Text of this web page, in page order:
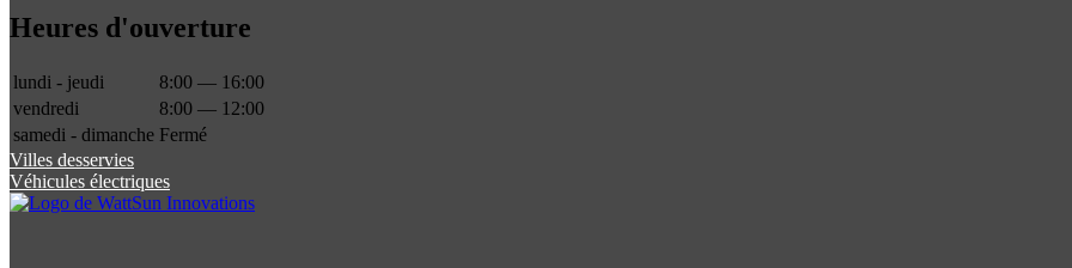
Heures d'ouverture
lundi - jeudi
8:00 — 16:00
vendredi
8:00 — 12:00
samedi - dimanche Fermé
Villes desservies
Véhicules électriques